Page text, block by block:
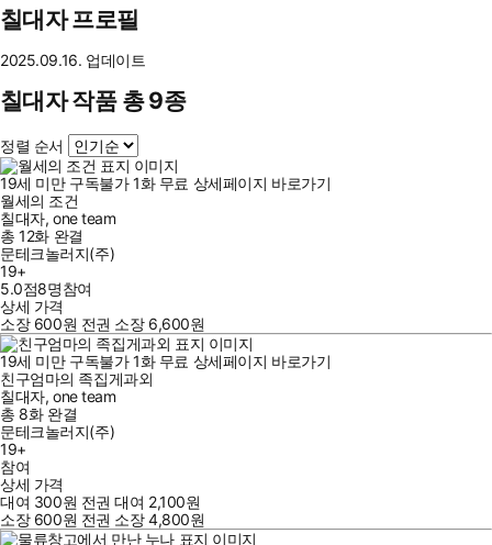
칠대자 프로필
2025.09.16. 업데이트
칠대자 작품 총 9종
정렬 순서
19세 미만 구독불가 1화 무료 상세페이지 바로가기
월세의 조건
칠대자, one team
총 12화 완결
문테크놀러지(주)
19+
5.0점8명참여
상세 가격
소장 600원 전권 소장 6,600원
19세 미만 구독불가 1화 무료 상세페이지 바로가기
친구엄마의 족집게과외
칠대자, one team
총 8화 완결
문테크놀러지(주)
19+
참여
상세 가격
대여 300원 전권 대여 2,100원
소장 600원 전권 소장4,800원